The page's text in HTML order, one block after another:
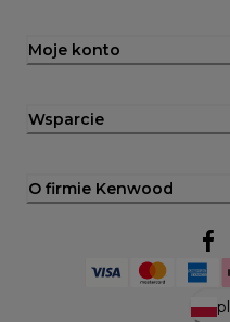
Moje konto
Wsparcie
O firmie Kenwood
pl